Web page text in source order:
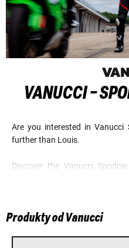
VANUCCI -
Are you interested in Vanucci
further than Louis.
Discover the Vanucci
Produkty od Vanucci